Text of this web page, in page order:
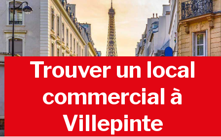
Trouver un local
commercial à
Villepinte